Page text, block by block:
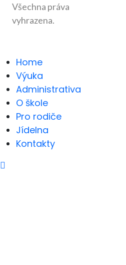
Všechna práva
vyhrazena.
Home
Výuka
Administrativa
O škole
Pro rodiče
Jídelna
Kontakty